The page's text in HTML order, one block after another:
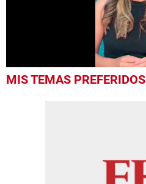
seconds
MIS TEMAS PREFERIDOS